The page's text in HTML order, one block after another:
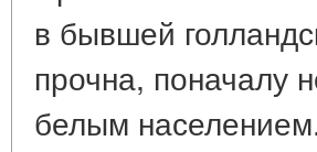
в бывшей
прочна, поначалу
белым